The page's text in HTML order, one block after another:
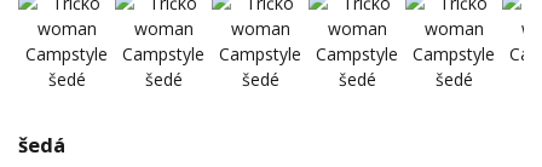
šedá